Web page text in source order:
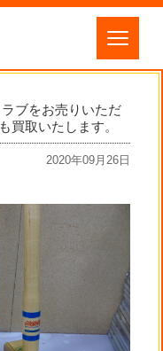
ブをお売りいただ
買取いたします。
2020年09月26日